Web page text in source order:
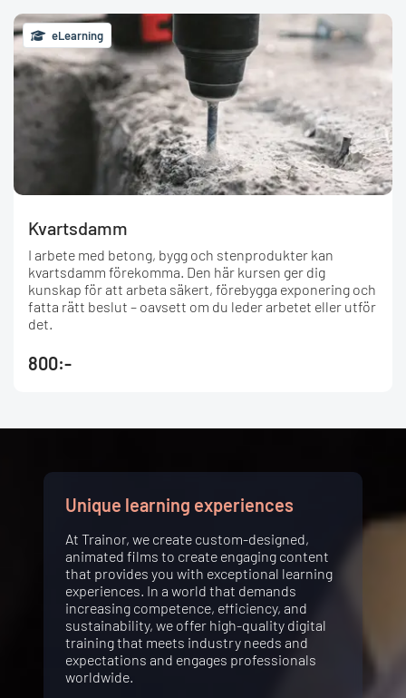
eLearning
Kvartsdamm
I arbete med betong, bygg och stenprodukter kan
kvartsdamm förekomma. Den här kursen ger dig
kunskap för att arbeta säkert, förebygga exponering och
fatta rätt beslut – oavsett om du leder arbetet eller utför
det.
800:-
Unique learning experiences
At Trainor, we create custom-designed,
animated films to create engaging content
that provides you with exceptional learning
experiences. In a world that demands
increasing competence, efficiency, and
sustainability, we offer high-quality digital
training that meets industry needs and
expectations and engages professionals
worldwide.